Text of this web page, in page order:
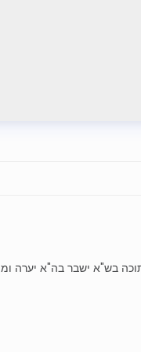
בש"א ישבר בה"א יערה